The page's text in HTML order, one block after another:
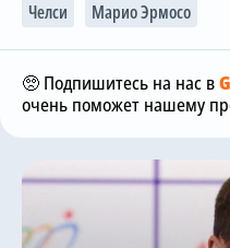
Челси Марио Эрмосо
🥺 Подпишитесь на нас в
очень поможет нашему